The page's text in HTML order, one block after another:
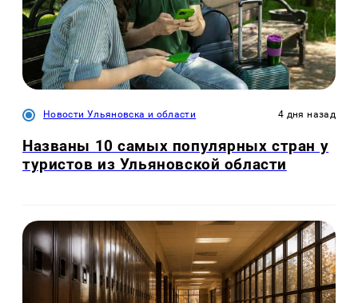
Новости Ульяновска и области 4 дня назад
Названы 10 самых популярных стран у
туристов из Ульяновской области